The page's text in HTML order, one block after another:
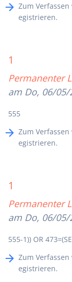
Zum
egistrieren.
1
Permanenter
am Do, 06/05/
555
Zum
egistrieren.
1
Permanenter
am Do, 06/05/
555-1)) OR
Zum
egistrieren.